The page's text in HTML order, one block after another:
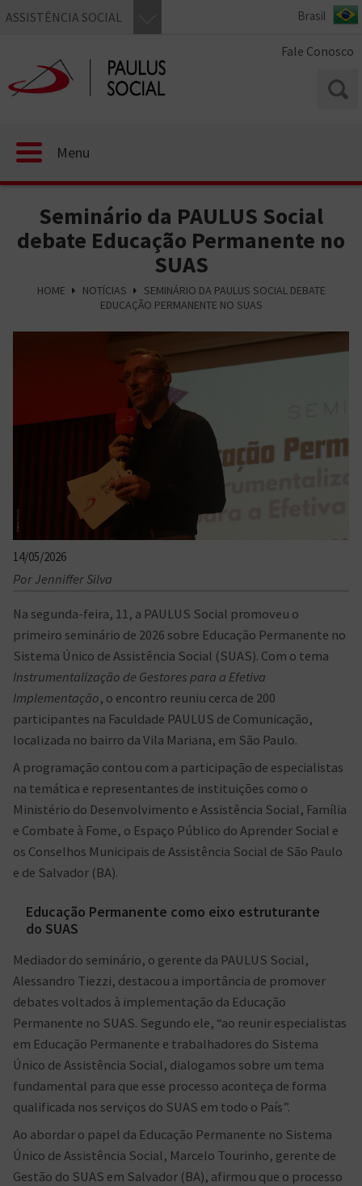
ASSISTÊNCIA SOCIAL
Fale Conosco
Menu
Seminário da PAULUS Social
debate Educação Permanente no
SUAS
HOME NOTÍCIAS
SEMINÁRIO DA PAULUS SOCIAL DEBATE
EDUCAÇÃO PERMANENTE NO SUAS
14/05/2026
Por Jenniffer Silva
Na segunda-feira, 11, a PAULUS Social promoveu o
primeiro seminário de 2026 sobre Educação Permanente no
Sistema Único de Assistência Social (SUAS). Com o tema
Instrumentalização de Gestores para a Efetiva
Implementação, o encontro reuniu cerca de 200
participantes na Faculdade PAULUS de Comunicação,
localizada no bairro da Vila Mariana, em São Paulo.
A programação contou com a participação de especialistas
na temática e representantes de instituições como o
Ministério do Desenvolvimento e Assistência Social, Família
e Combate à Fome, o Espaço Público do Aprender Social e
os Conselhos Municipais de Assistência Social de São Paulo
e de Salvador (BA).
Educação Permanente como eixo estruturante
do SUAS
Mediador do seminário, o gerente da PAULUS Social,
Alessandro Tiezzi, destacou a importância de promover
debates voltados à implementação da Educação
Permanente no SUAS. Segundo ele, “ao reunir especialistas
em Educação Permanente e trabalhadores do Sistema
Único de Assistência Social, dialogamos sobre um tema
fundamental para que esse processo aconteça de forma
qualificada nos serviços do SUAS em todo o País”.
Ao abordar o papel da Educação Permanente no Sistema
Único de Assistência Social, Marcelo Tourinho, gerente de
Gestão do SUAS em Salvador (BA), afirmou que o processo